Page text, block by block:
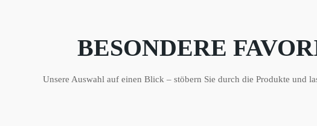
BESONDERE
Unsere Auswahl auf einen Blick – stöbern Sie durch die Produkte und